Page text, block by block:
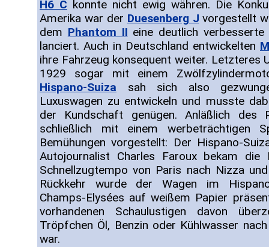
H6 C konnte nicht ewig währen. Die
Amerika war der Duesenberg J vorgestellt
dem Phantom II eine deutlich
lanciert. Auch in Deutschland entwickelten
ihre Fahrzeug konsequent weiter. Letzteres
1929 sogar mit einem
Hispano-Suiza sah sich also
Luxuswagen zu entwickeln und musste
der Kundschaft genügen. Anläßlich des
schließlich mit einem werbeträchtigen
Bemühungen vorgestellt: Der Hispano-
Autojournalist Charles Faroux bekam die
Schnellzugtempo von Paris nach Nizza
Rückkehr wurde der Wagen im
Champs-Elysées auf weißem Papier
vorhandenen Schaulustigen davon
Tröpfchen Öl, Benzin oder Kühlwasser
war.